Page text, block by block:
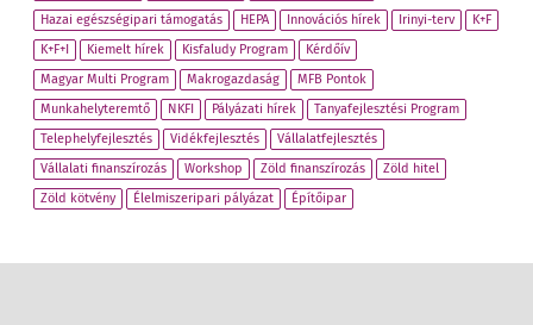
Hazai egészségipari támogatás
HEPA Innovációs hírek Irinyi-terv
K+F
K+F+I
Kiemelt hírek Kisfaludy Program
Kérdőív
Magyar Multi Program
Makrogazdaság
MFB Pontok
Munkahelyteremtő
NKFI Pályázati hírek
Tanyafejlesztési Program
Telephelyfejlesztés
Vidékfejlesztés
Vállalatfejlesztés
Vállalati finanszírozás
Workshop Zöld finanszírozás
Zöld hitel
Zöld kötvény
Élelmiszeripari pályázat Építőipar